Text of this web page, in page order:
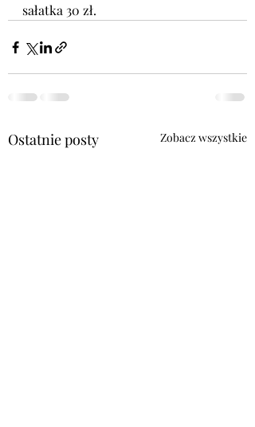
sałatka 30 zł.
Ostatnie posty Zobacz wszystkie